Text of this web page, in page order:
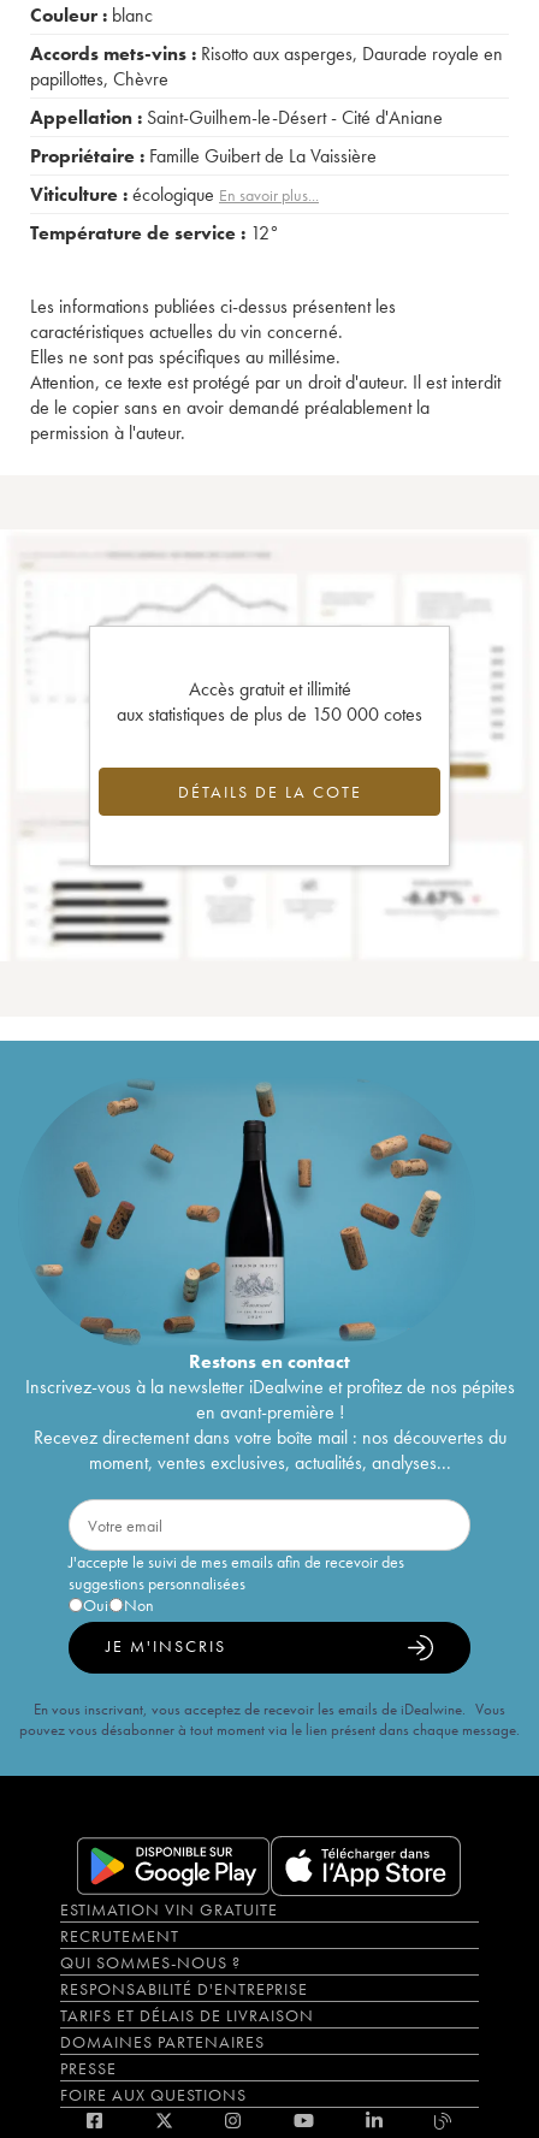
Couleur : blanc
Accords mets-vins : Risotto aux asperges, Daurade royale en
papillottes, Chèvre
Appellation : Saint-Guilhem-le-Désert - Cité d'Aniane
Propriétaire : Famille Guibert de La Vaissière
Viticulture :écologique En savoir plus...
Température de service : 12°
Les informations publiées ci-dessus présentent les
caractéristiques actuelles du vin concerné.
Elles ne sont pas spécifiques au millésime.
Attention, ce texte est protégé par un droit d'auteur. Il est interdit
de le copier sans en avoir demandé préalablement la
permission à l'auteur.
Accès gratuit et illimité
aux statistiques de plus de 150 000 cotes
DÉTAILS DE LA COTE
Restons encontact
Inscrivez-vous à la newsletter iDealwine et profitez de nos pépites
en avant-première !
Recevez directement dans votre boîte mail : nos découvertes du
moment, ventes exclusives, actualités, analyses...
J'accepte le suivi de mes emails afin de recevoir des
suggestions personnalisées
Oui
Non
JE M'INSCRIS
En vous inscrivant, vous acceptez de recevoir les emails de iDealwine. Vous
pouvez vous désabonner à tout moment via le lien présent dans chaque message.
ESTIMATION VIN GRATUITE
RECRUTEMENT
QUI SOMMES-NOUS ?
RESPONSABILITÉ D'ENTREPRISE
TARIFS ET DÉLAIS DE LIVRAISON
DOMAINES PARTENAIRES
PRESSE
FOIRE AUX QUESTIONS